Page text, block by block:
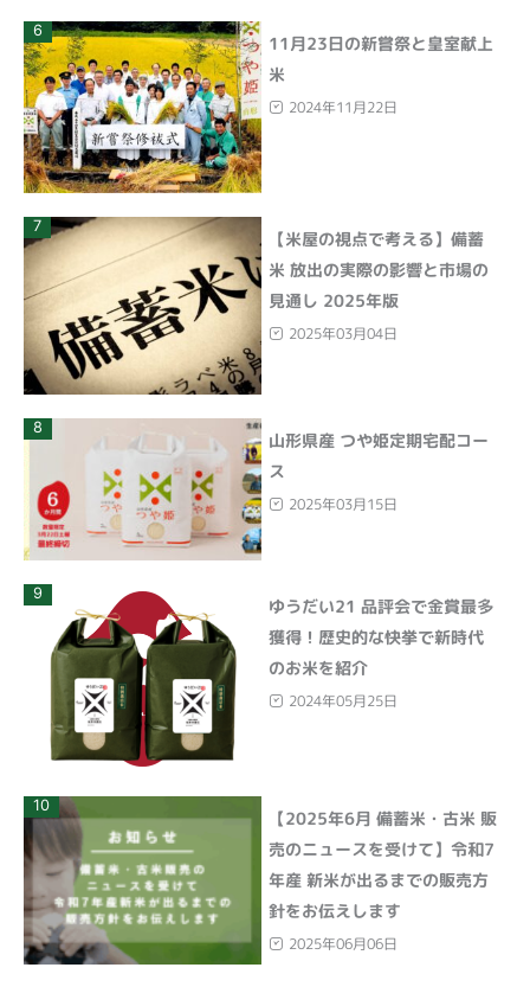
6
11月23日の新嘗祭と皇室献上
米
2024年11月22日
7
【米屋の視点で考える】備蓄
米 放出の実際の影響と市場の
見通し 2025年版
2025年03月04日
8
山形県産 つや姫定期宅配コー
ス
2025年03月15日
9
ゆうだい21 品評会で金賞最多
獲得！歴史的な快挙で新時代
のお米を紹介
2024年05月25日
10
【2025年6月 備蓄米・古米 販
売のニュースを受けて】令和7
年産 新米が出るまでの販売方
針をお伝えします
2025年06月06日